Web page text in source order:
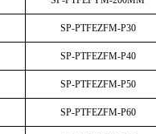
SP-PTFEZFM-P30
SP-PTFEZFM-P40
SP-PTFEZFM-P50
SP-PTFEZFM-P60